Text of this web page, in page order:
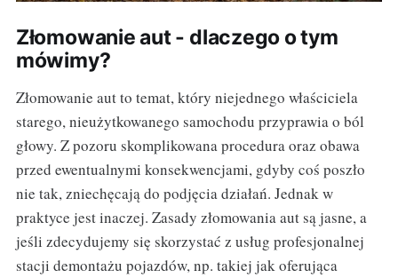
Złomowanie aut - dlaczego o tym
mówimy?
Złomowanie aut to temat, który niejednego właściciela
starego, nieużytkowanego samochodu przyprawia o ból
głowy. Z pozoru skomplikowana procedura oraz obawa
przed ewentualnymi konsekwencjami, gdyby coś poszło
nie tak, zniechęcają do podjęcia działań. Jednak w
praktyce jest inaczej. Zasady złomowania aut są jasne, a
jeśli zdecydujemy się skorzystać z usług profesjonalnej
stacji demontażu pojazdów, np. takiej jak oferująca